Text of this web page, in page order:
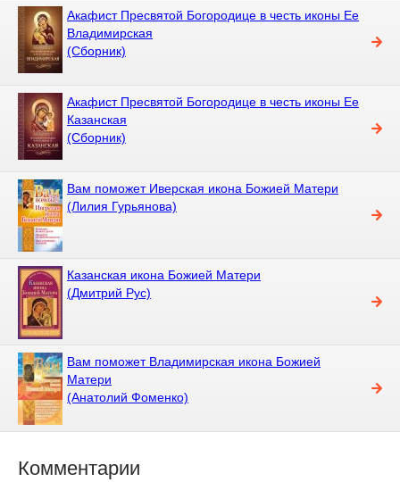
Акафист Пресвятой Богородице в честь иконы Ее
Владимирская
(Сборник)
Акафист Пресвятой Богородице в честь иконы Ее
Казанская
(Сборник)
Вам поможет Иверская икона Божией Матери
(Лилия Гурьянова)
Казанская икона Божией Матери
(Дмитрий Рус)
Вам поможет Владимирская икона Божией
Матери
(Анатолий Фоменко)
Комментарии